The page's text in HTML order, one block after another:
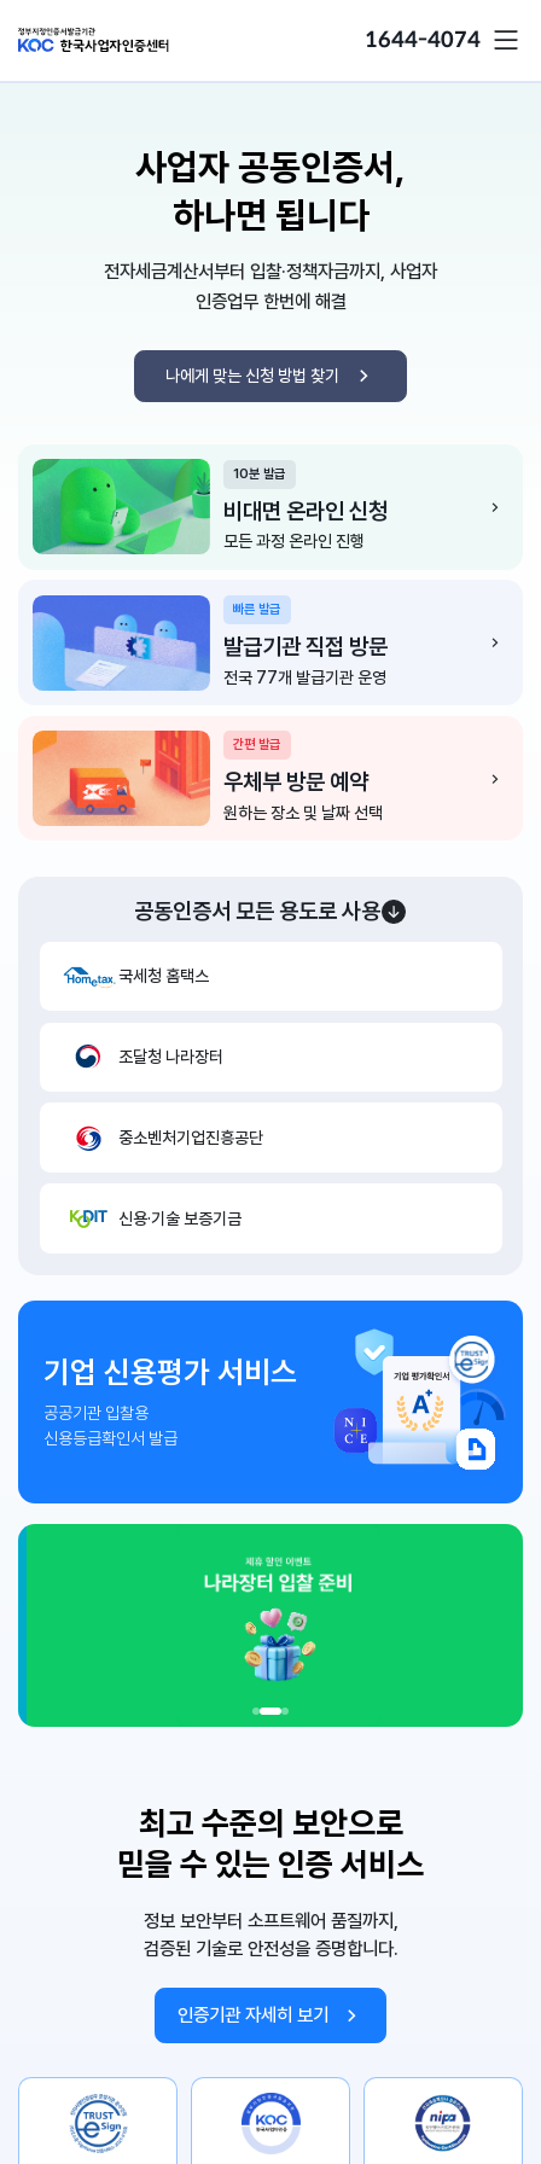
1644-4074
사업자 공동인증서,
하나면 됩니다
전자세금계산서부터 입찰·정책자금까지, 사업자
인증업무 한번에 해결
나에게 맞는 신청 방법 찾기
10분 발급
비대면 온라인 신청
모든 과정 온라인 진행
빠른 발급
발급기관 직접 방문
전국 77개 발급기관 운영
간편 발급
우체부 방문 예약
원하는 장소 및 날짜 선택
공동인증서 모든 용도로 사용
국세청 홈택스
조달청 나라장터
중소벤처기업진흥공단
신용·기술 보증기금
기업 신용평가 서비스
공공기관 입찰용
신용등급확인서 발급
최고 수준의 보안으로
믿을 수 있는 인증 서비스
정보 보안부터 소프트웨어 품질까지,
검증된 기술로 안전성을 증명합니다.
인증기관 자세히 보기